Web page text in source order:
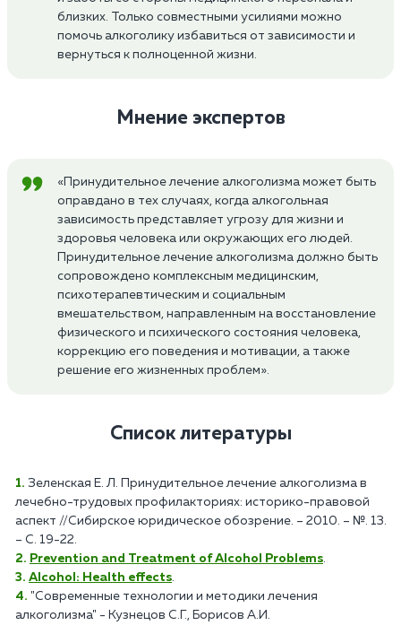
близких. Только совместными усилиями можно
помочь алкоголику избавиться от зависимости и
вернуться к полноценной жизни.
Мнение экспертов
«Принудительное лечение алкоголизма может быть
оправдано в тех случаях, когда алкогольная
зависимость представляет угрозу для жизни и
здоровья человека или окружающих его людей.
Принудительное лечение алкоголизма должно быть
сопровождено комплексным медицинским,
психотерапевтическим и социальным
вмешательством, направленным на восстановление
физического и психического состояния человека,
коррекцию его поведения и мотивации, а также
решение его жизненных проблем».
Список литературы
Зеленская Е. Л. Принудительное лечение алкоголизма в
лечебно-трудовых профилакториях: историко-правовой
аспект //Сибирское юридическое обозрение. – 2010. – №. 13.
– С. 19-22.
Prevention and Treatment of Alcohol Problems.
Alcohol: Health effects.
"Современные технологии и методики лечения
алкоголизма" - Кузнецов С.Г., Борисов А.И.